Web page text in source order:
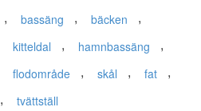
, bassäng , bäcken ,
kitteldal , hamnbassäng ,
flodområde , skål , fat ,
, tvättställ